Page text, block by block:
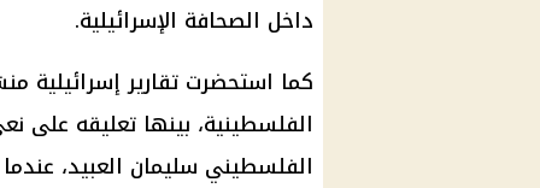
داخل الصحافة الإسرائيلية.
كما استحضرت تقارير إسرائيلية
الفلسطينية، بينها تعليقه على
الفلسطيني سليمان العبيد،